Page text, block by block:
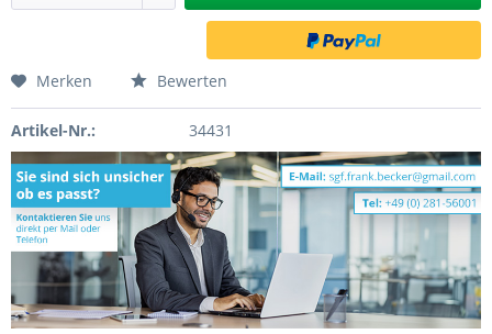
Merken Bewerten
Artikel-Nr.: 34431